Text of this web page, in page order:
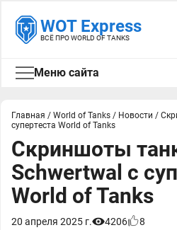
WOT Express
ВСЁ ПРО WORLD OF TANKS
Меню сайта
Главная / World of Tanks / Новости /
супертеста World of Tanks
Скриншоты
Schwertwal с
World of Tanks
20 апреля 2025 г. 4206 8